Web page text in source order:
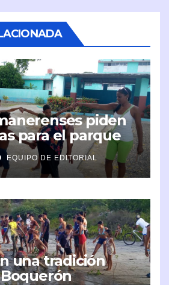
piden
para el parque
EQUIPO DE EDITORIAL
una tradición